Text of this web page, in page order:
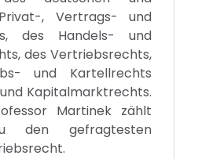
, Vertrags- und
des Handels- und
des Vertriebsrechts,
und Kartellrechts
Kapitalmarktrechts.
Martinek zählt
den gefragtesten